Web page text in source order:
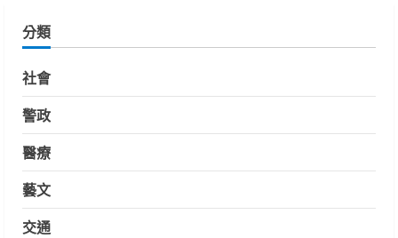
分類
社會
警政
醫療
藝文
交通